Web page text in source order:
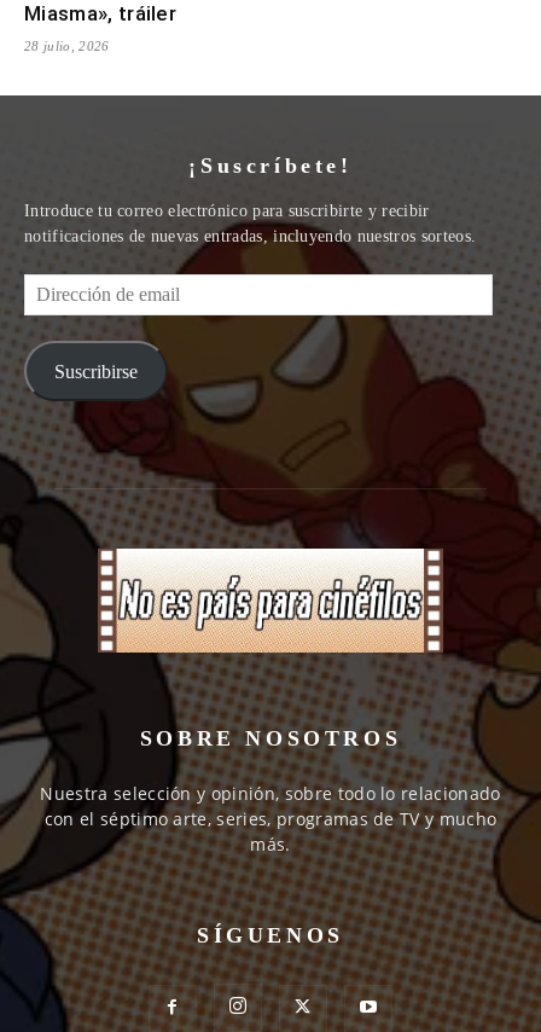
Miasma», tráiler
28 julio, 2026
¡Suscríbete!
Introduce tu correo electrónico para suscribirte y recibir
notificaciones de nuevas entradas, incluyendo nuestros sorteos.
Dirección
de
email
Suscribirse
SOBRE NOSOTROS
Nuestra selección y opinión, sobre todo lo relacionado
con el séptimo arte, series, programas de TV y mucho
más.
SÍGUENOS